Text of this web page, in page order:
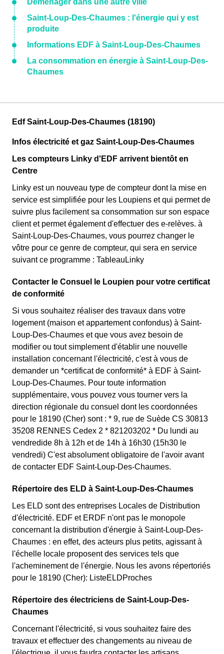
Déménager dans une autre ville
Saint-Loup-Des-Chaumes : l'énergie qui y est
produite
Informations EDF à Saint-Loup-Des-Chaumes
La consommation en énergie à Saint-Loup-Des-
Chaumes
Edf Saint-Loup-Des-Chaumes (18190)
Infos électricité et gaz Saint-Loup-Des-Chaumes
Les compteurs Linky d'EDF arrivent bientôt en
Centre
Linky est un nouveau type de compteur dont la mise en
service est simplifiée pour les Loupiens et qui permet de
suivre plus facilement sa consommation sur son espace
client et permet également d'effectuer des e-relèves. à
Saint-Loup-Des-Chaumes, vous pourrez changer le
vôtre pour ce genre de compteur, qui sera en service
suivant ce programme : TableauLinky
Contacter le Consuel le Loupien pour votre certificat
de conformité
Si vous souhaitez réaliser des travaux dans votre
logement (maison et appartement confondus) à Saint-
Loup-Des-Chaumes et que vous avez besoin de
modifier ou tout simplement d'établir une nouvelle
installation concernant l'électricité, c'est à vous de
demander un *certificat de conformité* à EDF à Saint-
Loup-Des-Chaumes. Pour toute information
supplémentaire, vous pouvez vous tourner vers la
direction régionale du consuel dont les coordonnées
pour le 18190 (Cher) sont : * 9, rue de Suède CS 30813
35208 RENNES Cedex 2 * 821203202 * Du lundi au
vendredide 8h à 12h et de 14h à 16h30 (15h30 le
vendredi) C'est absolument obligatoire de l'avoir avant
de contacter EDF Saint-Loup-Des-Chaumes.
Répertoire des ELD à Saint-Loup-Des-Chaumes
Les ELD sont des entreprises Locales de Distribution
d'électricité. EDF et ERDF n'ont pas le monopole
concernant la distribution d'énergie à Saint-Loup-Des-
Chaumes : en effet, des acteurs plus petits, agissant à
l'échelle locale proposent des services tels que
l'acheminement de l'énergie. Nous les avons répertoriés
pour le 18190 (Cher): ListeELDProches
Répertoire des électriciens de Saint-Loup-Des-
Chaumes
Concernant l'électricité, si vous souhaitez faire des
travaux et effectuer des changements au niveau de